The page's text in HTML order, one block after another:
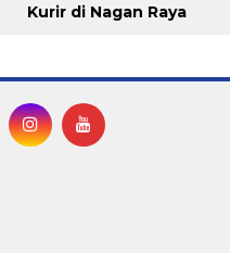
Kurir di Nagan Raya